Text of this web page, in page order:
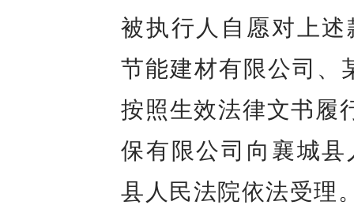
被执行人自愿对上
节能建材有限公司、
按照生效法律文书履
保有限公司向襄城
县人民法院依法受理